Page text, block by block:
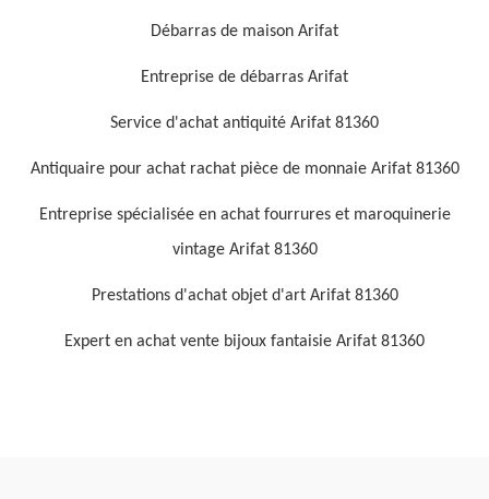
Débarras de maison Arifat
Entreprise de débarras Arifat
Service d'achat antiquité Arifat 81360
Antiquaire pour achat rachat pièce de monnaie Arifat 81360
Entreprise spécialisée en achat fourrures et maroquinerie
vintage Arifat 81360
Prestations d'achat objet d'art Arifat 81360
Expert en achat vente bijoux fantaisie Arifat 81360